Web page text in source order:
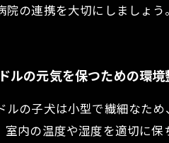
院の連携を大切にしましょう。
ルの元気を保つための環
ルの子犬は小型で繊細なた
室内の温度や湿度を適切に